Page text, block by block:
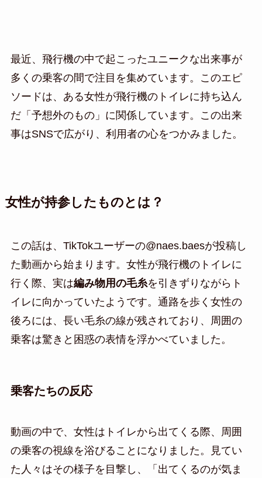
最近、飛行機の中で起こったユニークな出来事が
多くの乗客の間で注目を集めています。このエピ
ソードは、ある女性が飛行機のトイレに持ち込ん
だ「予想外のもの」に関係しています。この出来
事はSNSで広がり、利用者の心をつかみました。
女性が持参したものとは？
この話は、TikTokユーザーの@naes.baesが投稿し
た動画から始まります。女性が飛行機のトイレに
行く際、実は編み物用の毛糸を引きずりながらト
イレに向かっていたようです。通路を歩く女性の
後ろには、長い毛糸の線が残されており、周囲の
乗客は驚きと困惑の表情を浮かべていました。
乗客たちの反応
動画の中で、女性はトイレから出てくる際、周囲
の乗客の視線を浴びることになりました。見てい
た人々はその様子を目撃し、「出てくるのが気ま